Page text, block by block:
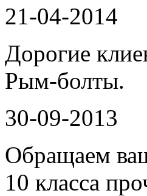
21-04-2014
Дорогие
Рым-болты.
30-09-2013
Обращаем
10 класса